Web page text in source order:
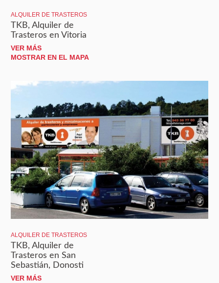
ALQUILER DE TRASTEROS
TKB, Alquiler de
Trasteros en Vitoria
VER MÁS
MOSTRAR EN EL MAPA
ALQUILER DE TRASTEROS
TKB, Alquiler de
Trasteros en San
Sebastián, Donosti
VER MÁS